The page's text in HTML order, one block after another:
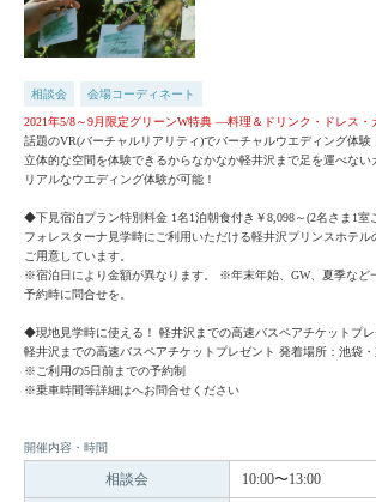
相談会 会場コーディネート
2021年5/8～9月限定グリーンW特典 —料理＆ドリンク・ドレス
話題のVR(バーチャルリアリティ)でバーチャルウエディング体験
立体的な空間を体験できるからなかなか軽井沢まで足を運べない
リアルなウエディング体験が可能！
◆下見宿泊プラン特別料金 1名1泊朝食付き￥8,098～(2名さま1室
フォレスターナ見学時にご利用いただける軽井沢プリンスホテル
ご用意しています。
※宿泊日により金額が異なります。 ※年末年始、GW、夏季など
予約時に問合せを。
◆現地見学時に使える！ 軽井沢までの高速バスペアチケットプレ
軽井沢までの高速バスペアチケットプレゼント 発着場所：池袋・
※ご利用の5日前までの予約制
※乗車時間等詳細はへお問合せください
開催内容・時間
相談会 10:00〜13:00